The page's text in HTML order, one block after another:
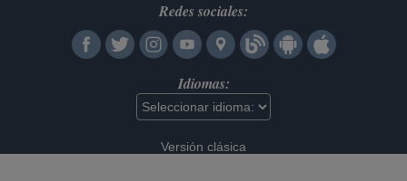
Redes sociales:
Idiomas:
Versión clásica